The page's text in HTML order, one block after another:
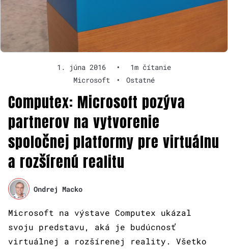
1. júna 2016 •
1m čítanie
Microsoft
• Ostatné
Computex: Microsoft pozýva
partnerov na vytvorenie
spoločnej platformy pre virtuálnu
a rozšírenú realitu
Ondrej Macko
Microsoft na výstave Computex ukázal
svoju predstavu, aká je budúcnosť
virtuálnej a rozšírenej reality. Všetko